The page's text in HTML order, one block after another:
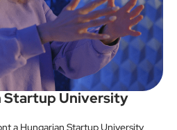
Startup University
a Hungarian Startup University